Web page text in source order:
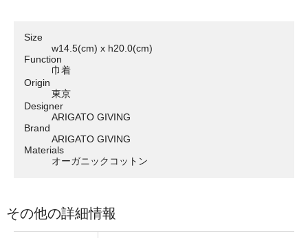
Size
w14.5(cm) x h20.0(cm)
Function
巾着
Origin
東京
Designer
ARIGATO GIVING
Brand
ARIGATO GIVING
Materials
オーガニックコットン
その他の詳細情報